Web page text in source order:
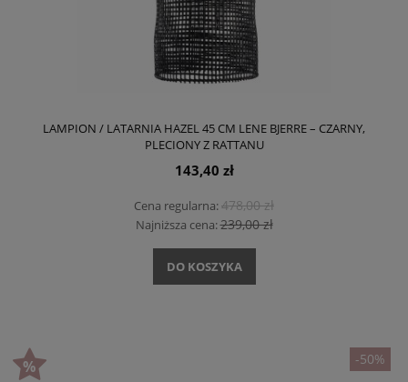
LAMPION / LATARNIA HAZEL 45 CM LENE BJERRE – CZARNY,
PLECIONY Z RATTANU
143,40 zł
Cena regularna:478,00 zł
Najniższa cena:239,00 zł
DO KOSZYKA
-50%